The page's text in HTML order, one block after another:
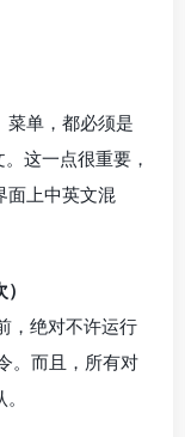
菜单，都必须是
这一点很重要，
面上中英文混
，绝对不许运行
。而且，所有对